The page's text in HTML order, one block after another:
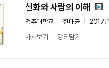
신화와 사랑의 이해
청주대학교 한대균
2017
차시보기
강의담기